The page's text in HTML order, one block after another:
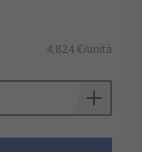
4,824 €/unità